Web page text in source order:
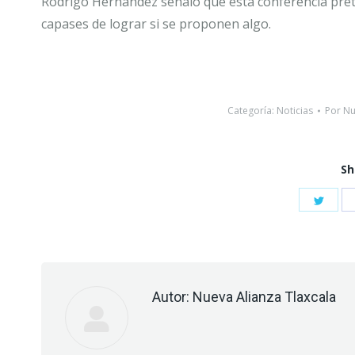
capases de lograr si se proponen algo.
Categoría: Noticias Por
Autor: Nueva Alianza Tlaxcala